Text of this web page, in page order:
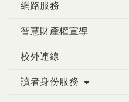
網路服務
智慧財產權宣導
校外連線
讀者身份服務